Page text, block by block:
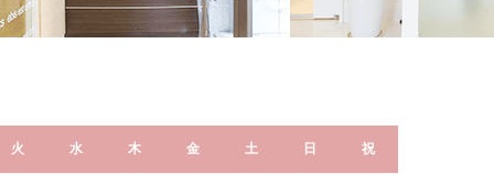
火 水 木 金 土 日 祝